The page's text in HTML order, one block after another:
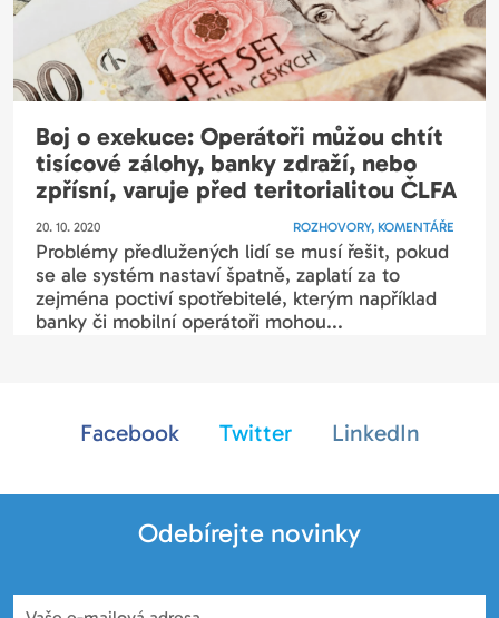
Boj o exekuce: Operátoři můžou chtít
tisícové zálohy, banky zdraží, nebo
zpřísní, varuje před teritorialitou ČLFA
20. 10. 2020 ROZHOVORY, KOMENTÁŘE
Problémy předlužených lidí se musí řešit, pokud
se ale systém nastaví špatně, zaplatí za to
zejména poctiví spotřebitelé, kterým například
banky či mobilní operátoři mohou...
Facebook Twitter LinkedIn
Odebírejte novinky